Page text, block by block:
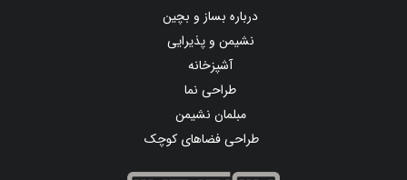
درباره بساز و بچین
نشیمن و پذیرایی
آشپزخانه
طراحی نما
مبلمان نشیمن
طراحی فضاهای کوچک